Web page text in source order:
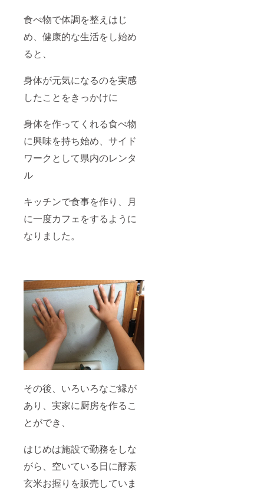
食べ物で体調を整えはじ
め、健康的な生活をし始め
ると、
身体が元気になるのを実感
したことをきっかけに
身体を作ってくれる食べ物
に興味を持ち始め、サイド
ワークとして県内のレンタ
ル
キッチンで食事を作り、月
に一度カフェをするように
なりました。
その後、いろいろなご縁が
あり、実家に厨房を作るこ
とができ、
はじめは施設で勤務をしな
がら、空いている日に酵素
玄米お握りを販売していま